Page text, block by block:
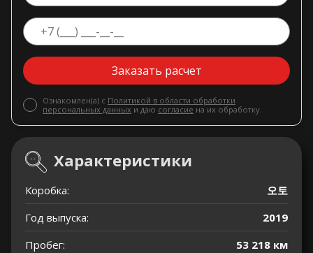
Заказать расчет
Ознакомлен(а) с Политикой в области обработки
персональных данных и даю согласие на их обработку.
Характеристики
Коробка:
오토
Год выпуска:
2019
Пробег:
53 218 км